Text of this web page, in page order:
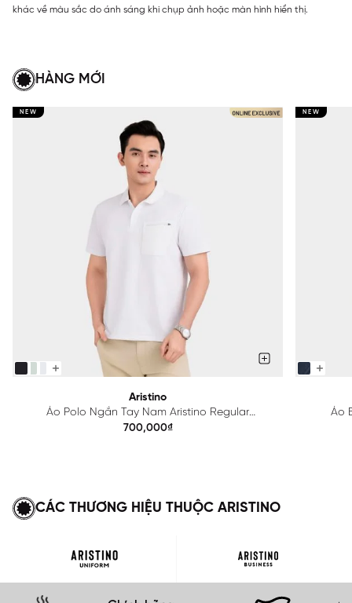
khác về màu sắc do ánh sáng khi chụp ảnh hoặc màn hình hiển thị.
HÀNG MỚI
NEW
Aristino
Áo Polo Ngắn Tay Nam Aristino Regular
APS615EDP01
700,000₫
NEW
Áo
CÁC THƯƠNG HIỆU THUỘC ARISTINO